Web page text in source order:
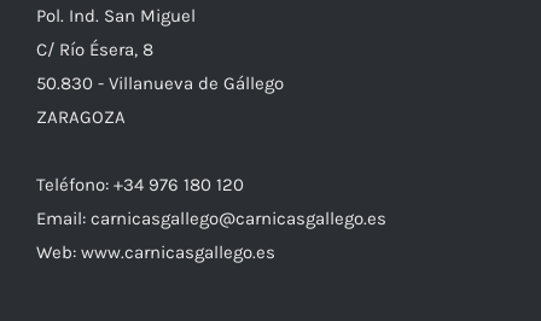
Pol. Ind. San Miguel
C/ Río Ésera, 8
50.830 - Villanueva de Gállego
ZARAGOZA
Teléfono: +34 976 180 120
Email: carnicasgallego@carnicasgallego.es
Web: www.carnicasgallego.es